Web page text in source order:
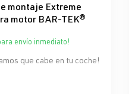
montaje Extreme
motor BAR-TEK®
envío inmediato!
que cabe en tu coche!